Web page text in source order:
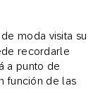
moda visita su
recordarle
a punto de
función de las